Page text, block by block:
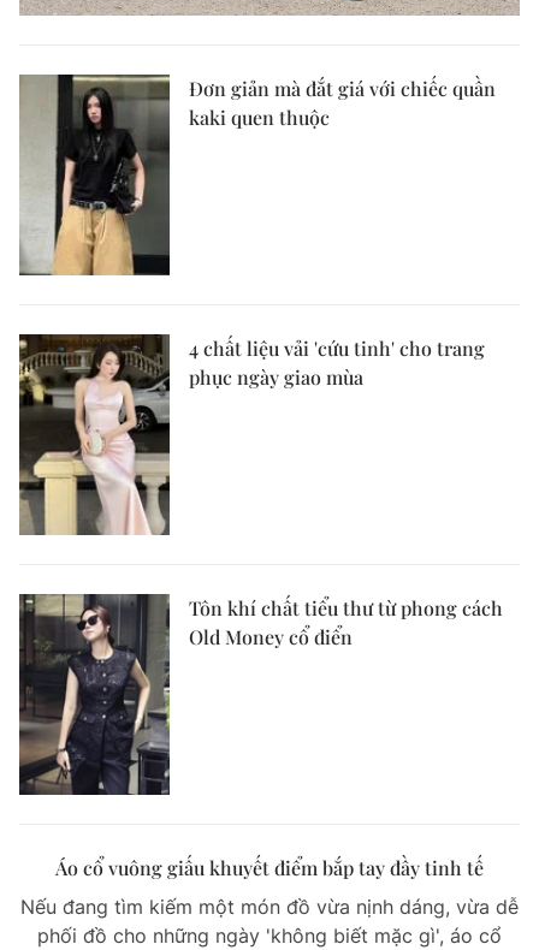
Đơn giản mà đắt giá với chiếc quần
kaki quen thuộc
4 chất liệu vải 'cứu tinh' cho trang
phục ngày giao mùa
Tôn khí chất tiểu thư từ phong cách
Old Money cổ điển
Áo cổ vuông giấu khuyết điểm bắp tay đầy tinh tế
Nếu đang tìm kiếm một món đồ vừa nịnh dáng, vừa dễ
phối đồ cho những ngày 'không biết mặc gì', áo cổ